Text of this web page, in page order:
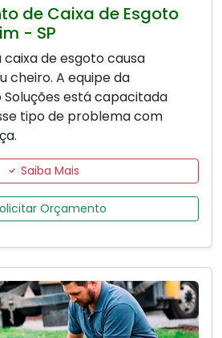
de Caixa de Esgoto
- SP
de esgoto causa
cheiro. A equipe da
Soluções está capacitada
tipo de problema com
Saiba Mais
Orçamento